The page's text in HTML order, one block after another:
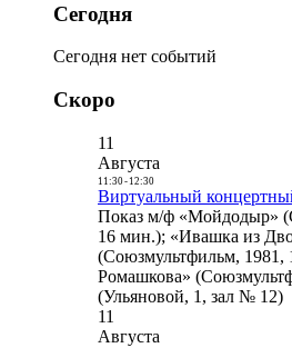
Сегодня
Сегодня нет событий
Скоро
11
Августа
11:30- 12:30
Виртуальный
Показ м/ф «Мойдодыр»
16 мин.); «Ивашка из
(Союзмультфильм, 1981,
Ромашкова»
(Ульяновой, 1, зал № 12)
11
Августа